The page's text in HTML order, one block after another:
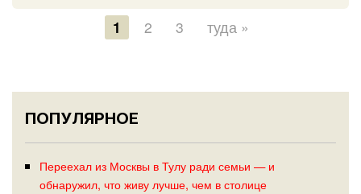
1 2 3 туда »
ПОПУЛЯРНОЕ
Переехал из Москвы в Тулу ради семьи — и
обнаружил, что живу лучше, чем в столице